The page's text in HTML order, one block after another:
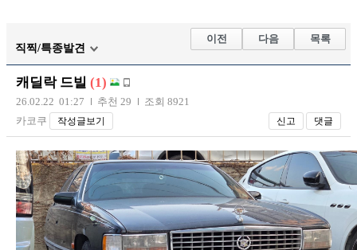
자유사진 군사/무기
트럭/버스 항공/해운/철도
장착시공사진
직찍/특종발견
이전 다음 목록
캐딜락 드빌 (1)
26.02.22 01:27 추천 29
조회 8921
카코쿠
작성글보기 신고 댓글